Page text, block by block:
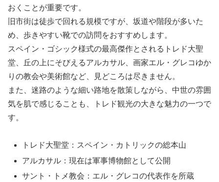
おくことが重要です。
旧市街は徒歩で回れる規模ですが、坂道や階段が多いた
め、歩きやすい靴での訪問をおすすめします。
スペイン・ゴシック様式の最高傑作とされるトレド大聖
堂、丘の上にそびえるアルカサル、画家エル・グレコゆか
りの教会や美術館など、見どころは尽きません。
また、迷路のような細い路地を散策しながら、中世の雰囲
気を肌で感じることも、トレド観光の大きな魅力の一つで
す。
トレド大聖堂：スペイン・カトリックの総本山
アルカサル：現在は軍事博物館として公開
サント・トメ教会：エル・グレコの代表作を所蔵